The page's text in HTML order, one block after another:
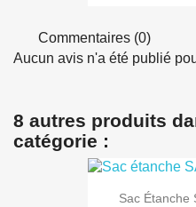
Commentaires (0)
Aucun avis n'a été publié
8 autres produits
catégorie :
Sac Étanche